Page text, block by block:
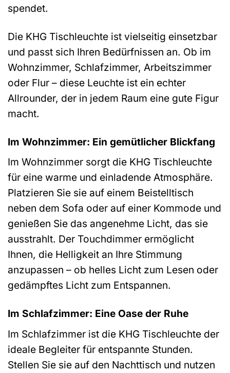
spendet.
Die KHG Tischleuchte ist vielseitig einsetzbar
und passt sich Ihren Bedürfnissen an. Ob im
Wohnzimmer, Schlafzimmer, Arbeitszimmer
oder Flur – diese Leuchte ist ein echter
Allrounder, der in jedem Raum eine gute Figur
macht.
Im Wohnzimmer: Ein gemütlicher Blickfang
Im Wohnzimmer sorgt die KHG Tischleuchte
für eine warme und einladende Atmosphäre.
Platzieren Sie sie auf einem Beistelltisch
neben dem Sofa oder auf einer Kommode und
genießen Sie das angenehme Licht, das sie
ausstrahlt. Der Touchdimmer ermöglicht
Ihnen, die Helligkeit an Ihre Stimmung
anzupassen – ob helles Licht zum Lesen oder
gedämpftes Licht zum Entspannen.
Im Schlafzimmer: Eine Oase der Ruhe
Im Schlafzimmer ist die KHG Tischleuchte der
ideale Begleiter für entspannte Stunden.
Stellen Sie sie auf den Nachttisch und nutzen